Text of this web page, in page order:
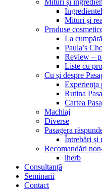
Mituri și
Mituri şi
Produse
La
Paula’s
Review –
Liste cu
Cu și despre
Experienţa
Rutina
Cartea
Machiaj
Diverse
Pasagera
Întrebări și
Recomandări
iherb
Consultanță
Seminarii
Contact